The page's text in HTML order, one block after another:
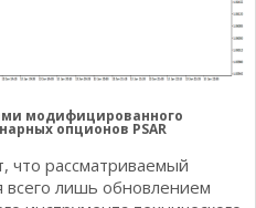
модифицированного
опционов PSAR
что рассматриваемый
всего лишь обновлением